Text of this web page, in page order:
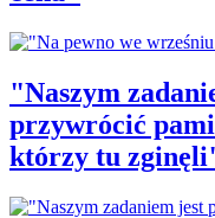
"Naszym
przywrócić
którzy tu